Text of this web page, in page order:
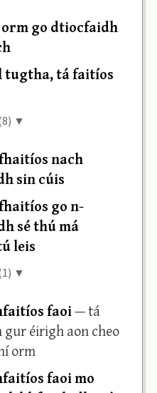
go dtiocfaidh
tugtha, tá faitíos
▼
nach
sin cúis
go n-
sé thú má
leis
▼
faoi— tá
éirigh aon cheo
orm
faoi mo